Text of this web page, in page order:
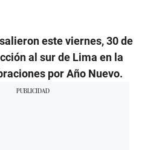
este viernes, 30 de
al sur de Lima en la
por Año Nuevo.